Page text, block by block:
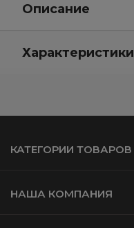
Описание
Характеристики
КАТЕГОРИИ ТОВАРОВ
НАША КОМПАНИЯ